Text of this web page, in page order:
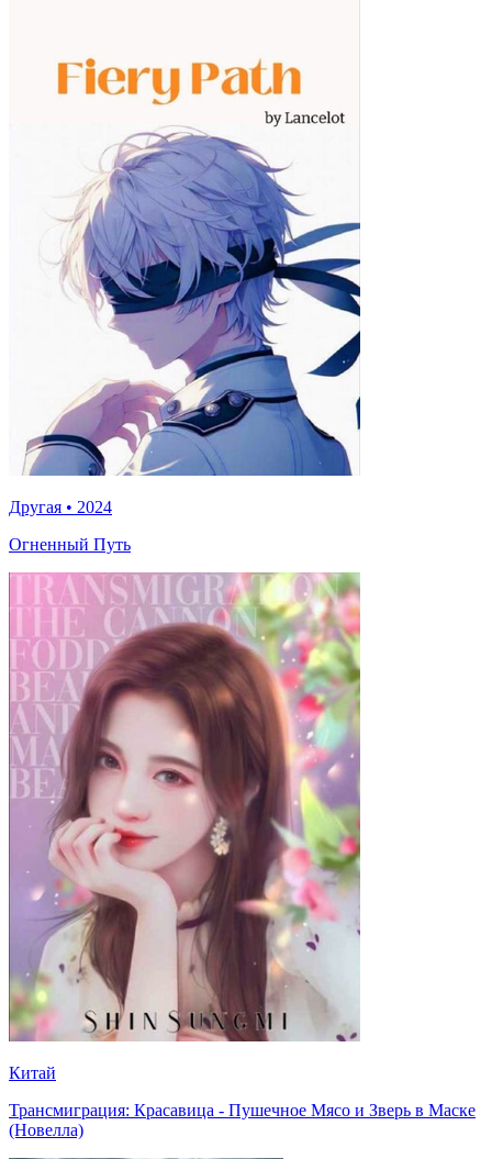
Другая • 2024
Огненный Путь
Китай
Трансмиграция: Красавица - Пушечное Мясо и Зверь в Маске
(Новелла)